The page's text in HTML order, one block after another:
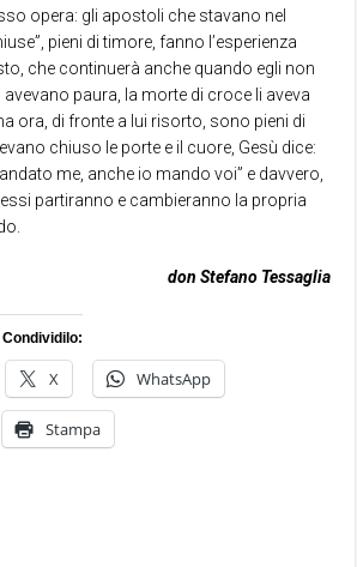
opera: gli apostoli che stavano nel
pieni di timore, fanno l’esperienza
che continuerà anche quando egli non
paura, la morte di croce li aveva
ora, di fronte a lui risorto, sono pieni di
chiuso le porte e il cuore, Gesù dice:
me, anche io mando voi” e davvero,
partiranno e cambieranno la propria
don Stefano Tessaglia
X WhatsApp
Stampa